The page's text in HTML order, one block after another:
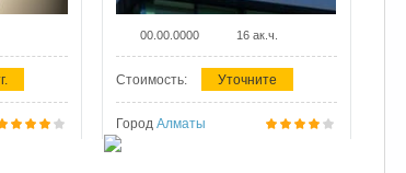
00.00.0000 16 ак.ч.
Стоимость: Уточните
Город Алматы